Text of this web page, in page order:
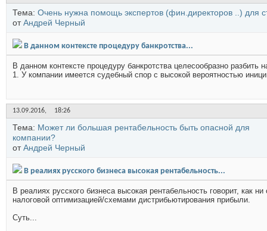
Тема: Очень нужна помощь экспертов (фин.директоров ..) для
отАндрей Черный
В данном контексте процедуру банкротства...
В данном контексте процедуру банкротства целесообразно разбить
1. У компании имеется судебный спор с высокой вероятностью
13.09.2016, 18:26
Тема: Может ли большая рентабельность быть опасной для
компании?
отАндрей Черный
В реалиях русского бизнеса высокая рентабельность...
В реалиях русского бизнеса высокая рентабельность говорит, как
налоговой оптимизацией/схемами дистрибьютирования прибыли.
Суть...